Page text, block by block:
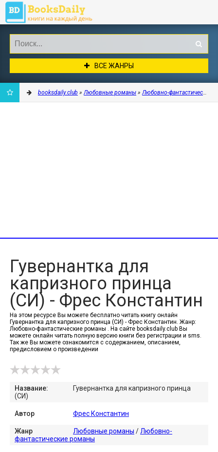
ВСЕ ЖАНРЫ
booksdaily.club »Любовные романы »Любовно-фантастические
Гувернантка для
капризного принца
(СИ) - Фрес Константин
На этом ресурсе Вы можете бесплатно читать книгу онлайн
Гувернантка для капризного принца (СИ) - Фрес Константин. Жанр:
Любовно-фантастические романы . На сайте booksdaily.club Вы
можете онлайн читать полную версию книги без регистрации и sms.
Так же Вы можете ознакомится с содержанием, описанием,
предисловием о произведении
Название:
Гувернантка для капризного принца
(СИ)
Автор Фрес Константин
Жанр Любовные романы / Любовно-
фантастические романы